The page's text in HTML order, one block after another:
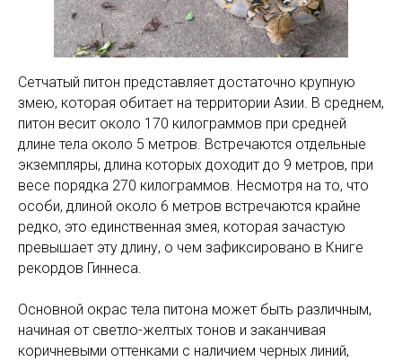
Сетчатый питон представляет достаточно крупную
змею, которая обитает на территории Азии. В среднем,
питон весит около 170 килограммов при средней
длине тела около 5 метров. Встречаются отдельные
экземпляры, длина которых доходит до 9 метров, при
весе порядка 270 килограммов. Несмотря на то, что
особи, длиной около 6 метров встречаются крайне
редко, это единственная змея, которая зачастую
превышает эту длину, о чем зафиксировано в Книге
рекордов Гиннеса.
Основной окрас тела питона может быть различным,
начиная от светло-желтых тонов и заканчивая
коричневыми оттенками с наличием черных линий,